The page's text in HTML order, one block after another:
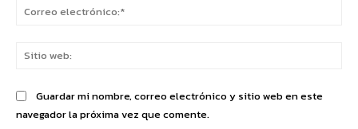
Guardar mi nombre, correo electrónico y sitio web en este
navegador la próxima vez que comente.